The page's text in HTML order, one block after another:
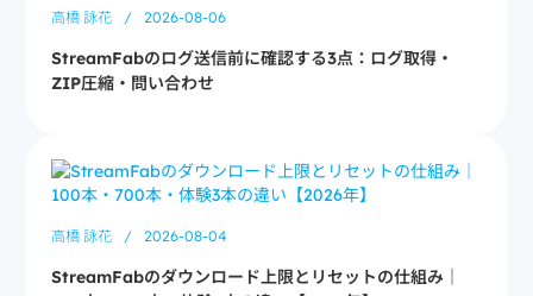
高橋 詠花 / 2026-08-06
StreamFabのログ送信前に確認する3点：ログ取得・
ZIP圧縮・問い合わせ
高橋 詠花 / 2026-08-04
StreamFabのダウンロード上限とリセットの仕組み｜